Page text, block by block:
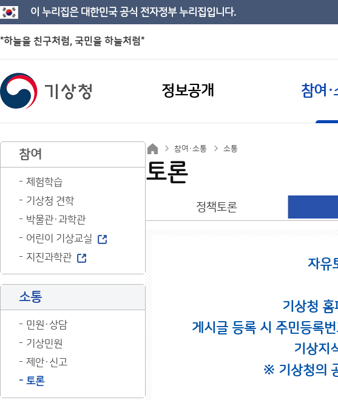
이 누리집은 대한민국 공식 전자정부 누리집입니다.
"하늘을 친구처럼, 국민을 하늘처럼"
정보공개 참여·
참여
체험학습
기상청 견학
박물관·과학관
어린이 기상교실
지진과학관
소통
민원·상담
기상민원
제안·신고
토론
참여·소통 소통
토론
정책토론
자유
기상청
게시글 등록 시 주민등록
기상지
※ 기상청의